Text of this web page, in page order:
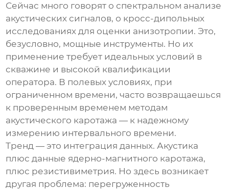
Сейчас много говорят о спектральном анализе
акустических сигналов, о кросс-дипольных
исследованиях для оценки анизотропии. Это,
безусловно, мощные инструменты. Но их
применение требует идеальных условий в
скважине и высокой квалификации
оператора. В полевых условиях, при
ограниченном времени, часто возвращаешься
к проверенным временем методам
акустического каротажа — к надежному
измерению интервального времени.
Тренд — это интеграция данных. Акустика
плюс данные ядерно-магнитного каротажа,
плюс резистивиметрия. Но здесь возникает
другая проблема: перегруженность